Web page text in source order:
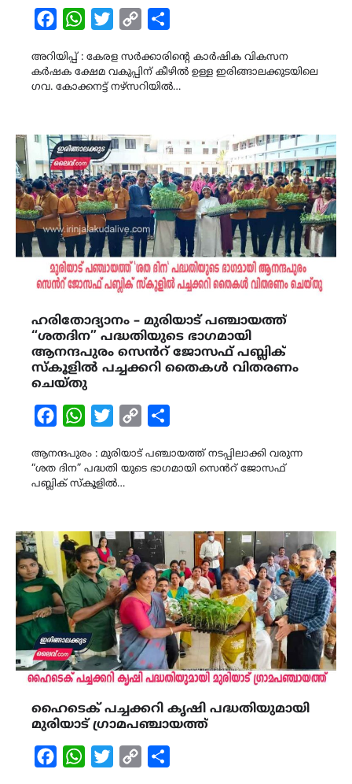
FacebookWhatsAppTwitterCopy
അറിയിപ്പ് : കേരള സർക്കാരിൻ്റെ കാർഷിക വികസന
കർഷക ക്ഷേമ വകുപ്പിന് കീഴിൽ ഉള്ള ഇരിങ്ങാലക്കുടയിലെ
ഗവ. കോക്കനട്ട് നഴ്സറിയിൽ…
ഹരിതോദ്യാനം – മുരിയാട് പഞ്ചായത്ത്
“ശതദിന” പദ്ധതിയുടെ ഭാഗമായി
ആനന്ദപുരം സെൻറ് ജോസഫ് പബ്ലിക്
സ്‌കൂളിൽ പച്ചക്കറി തൈകൾ വിതരണം
ചെയ്തു
FacebookWhatsAppTwitterCopy
ആനന്ദപുരം : മുരിയാട് പഞ്ചായത്ത് നടപ്പിലാക്കി വരുന്ന
“ശത ദിന” പദ്ധതി യുടെ ഭാഗമായി സെൻറ് ജോസഫ്
പബ്ലിക് സ്‌കൂളിൽ…
ഹൈടെക് പച്ചക്കറി കൃഷി പദ്ധതിയുമായി
മുരിയാട് ഗ്രാമപഞ്ചായത്ത്
FacebookWhatsAppTwitterCopy